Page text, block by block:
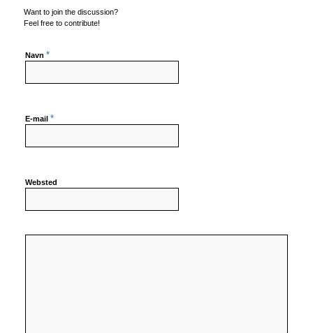
Want to join the discussion?
Feel free to contribute!
Navn *
E-mail *
Websted